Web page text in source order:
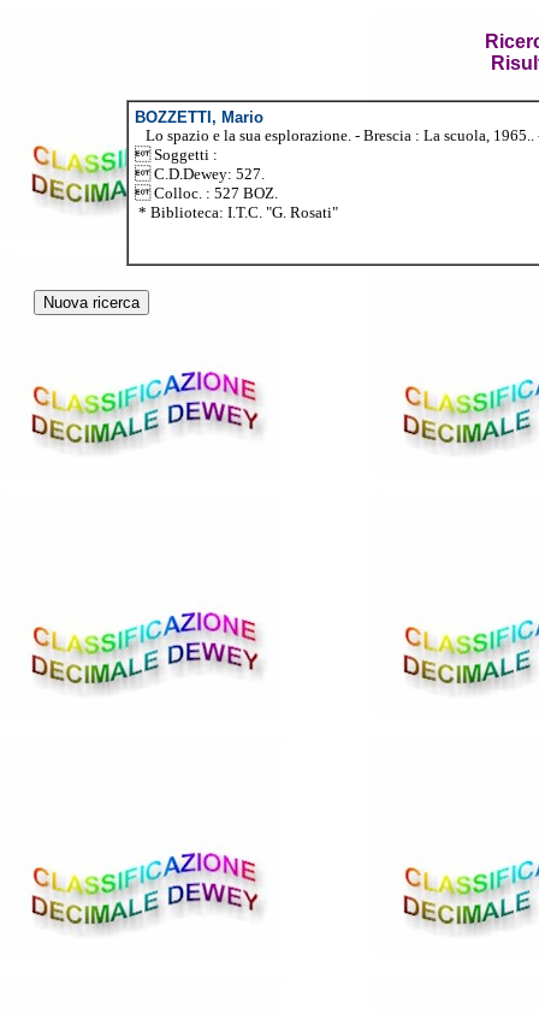
BOZZETTI, Mario
Lo spazio e la sua esplorazione. - Brescia : La scuola,
 Soggetti :
 C.D.Dewey: 527.
 Colloc. : 527 BOZ.
* Biblioteca: I.T.C. "G. Rosati"